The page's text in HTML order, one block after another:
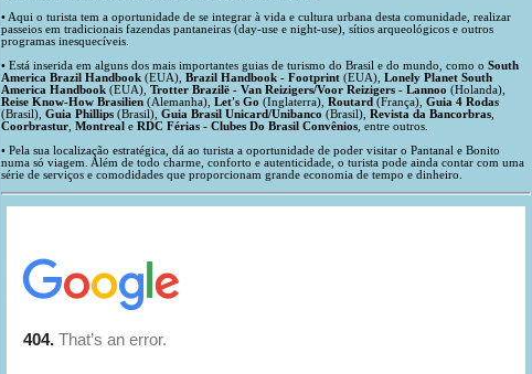
• Aqui o turista tem a oportunidade de se integrar à vida e cultura urbana desta comunidade, realizar
passeios em tradicionais fazendas pantaneiras (day-use e night-use), sítios arqueológicos e outros
programas inesquecíveis.
• Está inserida em alguns dos mais importantes guias de turismo do Brasil e do mundo, como o South
America Brazil Handbook(EUA), Brazil Handbook - Footprint(EUA), Lonely Planet South
America Handbook(EUA), Trotter Brazilë - Van Reizigers/Voor Reizigers - Lannoo (Holanda),
Reise Know-How Brasilien(Alemanha), Let's Go (Inglaterra), Routard (França), Guia 4 Rodas
(Brasil), Guia Phillips(Brasil), Guia Brasil Unicard/Unibanco (Brasil), Revista da Bancorbras,
Coorbrastur, Montreal e RDC Férias - Clubes Do Brasil Convênios, entre outros.
• Pela sua localização estratégica, dá ao turista a oportunidade de poder visitar o Pantanal e Bonito
numa só viagem. Além de todo charme, conforto e autenticidade, o turista pode ainda contar com uma
série de serviços e comodidades que proporcionam grande economia de tempo e dinheiro.